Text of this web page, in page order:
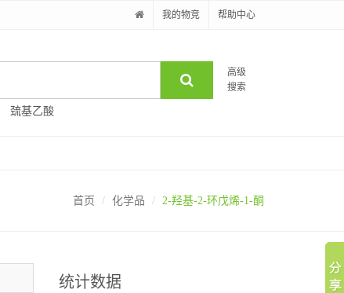
我的物竞 帮助中心
高级
搜索
巯基乙酸
首页 化学品 2-羟基-2-环戊烯-1-酮
统计数据